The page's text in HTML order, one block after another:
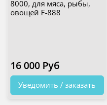
8000, для мяса, рыбы,
овощей F-888
16 000 Руб
Уведомить / заказать